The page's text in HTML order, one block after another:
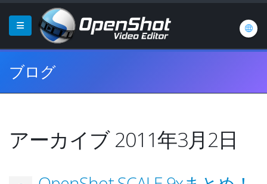
ブログ
アーカイブ 2011年3月2日